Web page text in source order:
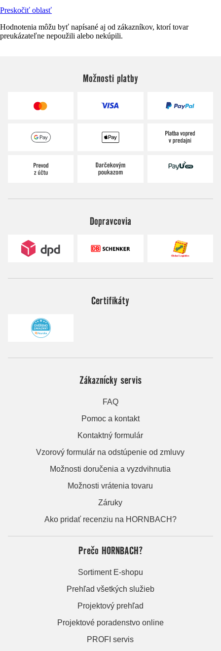
Preskočiť oblasť
Hodnotenia môžu byť napísané aj od zákazníkov, ktorí tovar
preukázateľne nepoužili alebo nekúpili.
Možnosti platby
Dopravcovia
Certifikáty
Zákaznícky servis
FAQ
Pomoc a kontakt
Kontaktný formulár
Vzorový formulár na odstúpenie od zmluvy
Možnosti doručenia a vyzdvihnutia
Možnosti vrátenia tovaru
Záruky
Ako pridať recenziu na HORNBACH?
Prečo HORNBACH?
Sortiment E-shopu
Prehľad všetkých služieb
Projektový prehľad
Projektové poradenstvo online
PROFI servis